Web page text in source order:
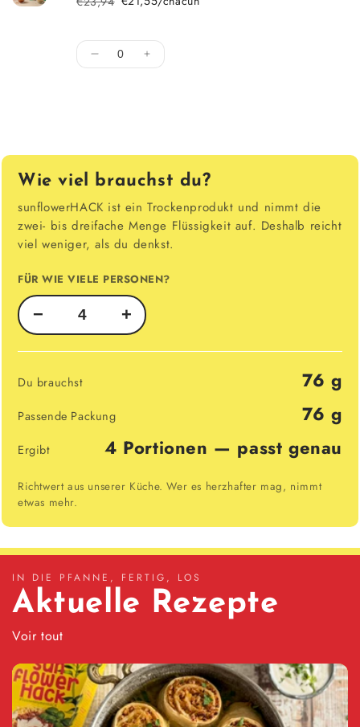
Prix régulier
Prix en solde
Quantité
Diminuer la quantité pour Default Title
Augmenter la quantité pour
Wie viel brauchst du?
sunflowerHACK ist ein Trockenprodukt und nimmt die
zwei- bis dreifache Menge Flüssigkeit auf. Deshalb reicht
viel weniger, als du denkst.
FÜR WIE VIELE PERSONEN?
− +
Du brauchst 76 g
Passende Packung 76 g
Ergibt 4 Portionen — passt genau
Richtwert aus unserer Küche. Wer es herzhafter mag, nimmt
etwas mehr.
IN DIE PFANNE, FERTIG, LOS
Aktuelle Rezepte
Voir tout